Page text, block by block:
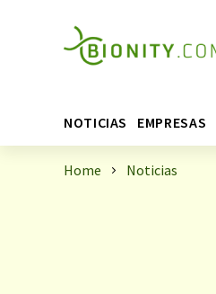
NOTICIAS EMPRESAS
Home Noticias